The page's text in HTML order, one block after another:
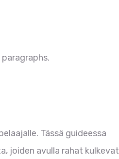
Tässä guideessa
joiden avulla rahat kulkevat